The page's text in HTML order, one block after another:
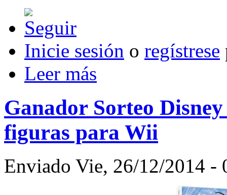
Inicie sesión o regístrese
Leer más
Ganador Sorteo
figuras para Wii
Enviado Vie, 26/12/2014 -